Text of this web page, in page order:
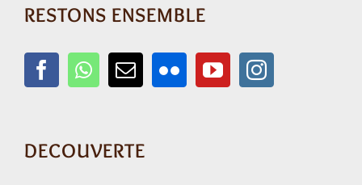
RESTONS ENSEMBLE
DECOUVERTE